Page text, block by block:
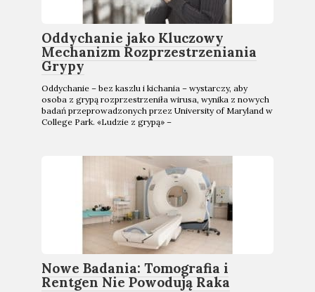
Oddychanie jako Kluczowy
Mechanizm Rozprzestrzeniania
Grypy
Oddychanie – bez kaszlu i kichania – wystarczy, aby
osoba z grypą rozprzestrzeniła wirusa, wynika z nowych
badań przeprowadzonych przez University of Maryland w
College Park. «Ludzie z grypą» –
Nowe Badania: Tomografia i
Rentgen Nie Powodują Raka